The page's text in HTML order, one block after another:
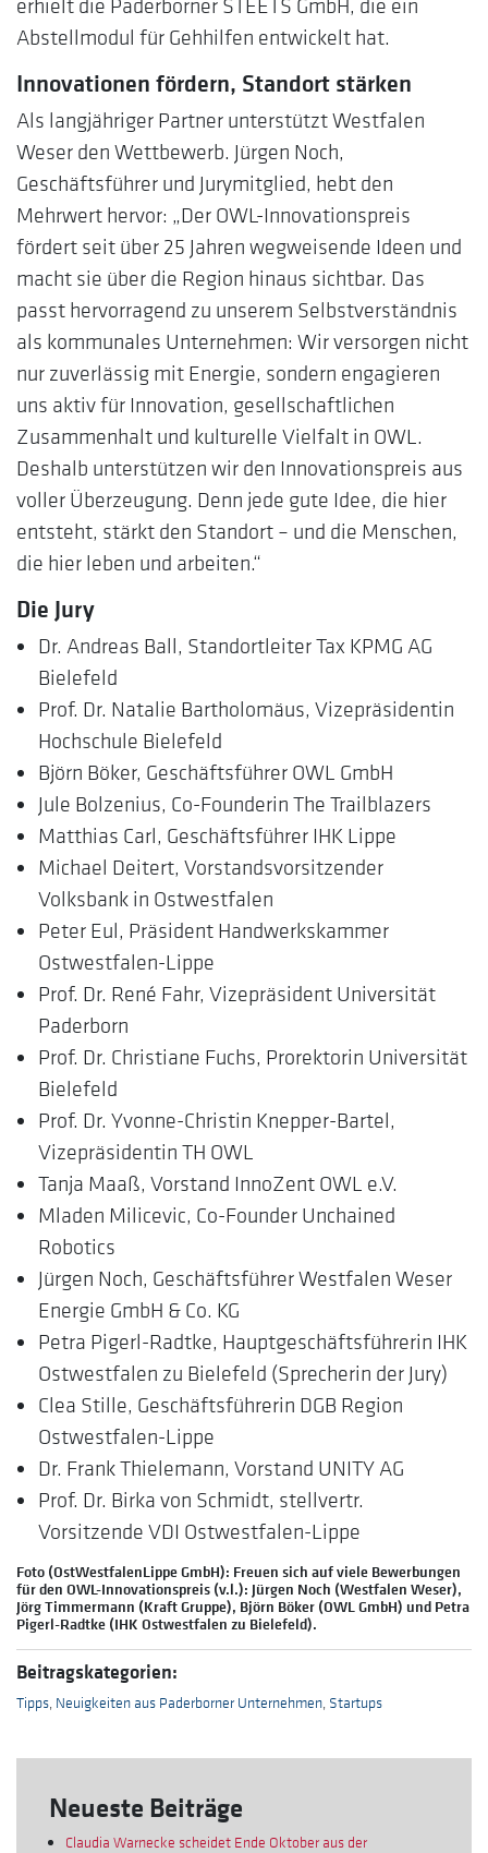
Abstellmodul für Gehhilfen entwickelt hat.
Innovationen fördern, Standort stärken
Als langjähriger Partner unterstützt Westfalen
Weser den Wettbewerb. Jürgen Noch,
Geschäftsführer und Jurymitglied, hebt den
Mehrwert hervor: „Der OWL-Innovationspreis
fördert seit über 25 Jahren wegweisende Ideen und
macht sie über die Region hinaus sichtbar. Das
passt hervorragend zu unserem Selbstverständnis
als kommunales Unternehmen: Wir versorgen nicht
nur zuverlässig mit Energie, sondern engagieren
uns aktiv für Innovation, gesellschaftlichen
Zusammenhalt und kulturelle Vielfalt in OWL.
Deshalb unterstützen wir den Innovationspreis aus
voller Überzeugung. Denn jede gute Idee, die hier
entsteht, stärkt den Standort – und die Menschen,
die hier leben und arbeiten.“
Die Jury
Dr. Andreas Ball, Standortleiter Tax KPMG AG
Bielefeld
Prof. Dr. Natalie Bartholomäus, Vizepräsidentin
Hochschule Bielefeld
Björn Böker, Geschäftsführer OWL GmbH
Jule Bolzenius, Co-Founderin The Trailblazers
Matthias Carl, Geschäftsführer IHK Lippe
Michael Deitert, Vorstandsvorsitzender
Volksbank in Ostwestfalen
Peter Eul, Präsident Handwerkskammer
Ostwestfalen-Lippe
Prof. Dr. René Fahr, Vizepräsident Universität
Paderborn
Prof. Dr. Christiane Fuchs, Prorektorin Universität
Bielefeld
Prof. Dr. Yvonne-Christin Knepper-Bartel,
Vizepräsidentin TH OWL
Tanja Maaß, Vorstand InnoZent OWL e.V.
Mladen Milicevic, Co-Founder Unchained
Robotics
Jürgen Noch, Geschäftsführer Westfalen Weser
Energie GmbH & Co. KG
Petra Pigerl-Radtke, Hauptgeschäftsführerin IHK
Ostwestfalen zu Bielefeld (Sprecherin der Jury)
Clea Stille, Geschäftsführerin DGB Region
Ostwestfalen-Lippe
Dr. Frank Thielemann, Vorstand UNITY AG
Prof. Dr. Birka von Schmidt, stellvertr.
Vorsitzende VDI Ostwestfalen-Lippe
Foto (OstWestfalenLippe GmbH): Freuen sich auf viele Bewerbungen
für den OWL-Innovationspreis (v.l.): Jürgen Noch (Westfalen Weser),
Jörg Timmermann (Kraft Gruppe), Björn Böker (OWL GmbH) und Petra
Pigerl-Radtke (IHK Ostwestfalen zu Bielefeld).
Beitragskategorien:
Tipps, Neuigkeiten aus Paderborner Unternehmen, Startups
Neueste Beiträge
Claudia Warnecke scheidet Ende Oktober aus der